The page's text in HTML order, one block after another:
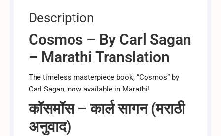
Description
Cosmos – By Carl Sagan
– Marathi Translation
The timeless masterpiece book, “Cosmos” by
Carl Sagan, now available in Marathi!
कॉसमॉस – कार्ल सागन (मराठी
अनुवाद)